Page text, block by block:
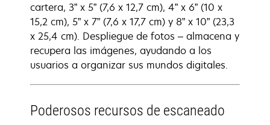
cartera, 3” x 5” (7,6 x 12,7 cm), 4” x 6” (10 x
15,2 cm), 5” x 7” (7,6 x 17,7 cm) y 8” x 10” (23,3
x 25,4 cm). Despliegue de fotos – almacena y
recupera las imágenes, ayudando a los
usuarios a organizar sus mundos digitales.
Poderosos recursos de escaneado